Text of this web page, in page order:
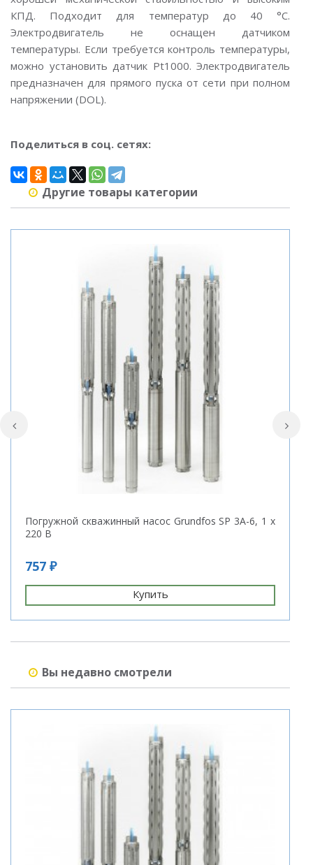
КПД. Подходит для температур до 40 °C.
Электродвигатель не оснащен датчиком
температуры. Если требуется контроль температуры,
можно установить датчик Pt1000. Электродвигатель
предназначен для прямого пуска от сети при полном
напряжении (DOL).
Поделиться в соц. сетях:
Другие товары категории
Погружной скважинный насос Grundfos SP 3A-6, 1 х
220 В
757 ₽
Купить
Вы недавно смотрели